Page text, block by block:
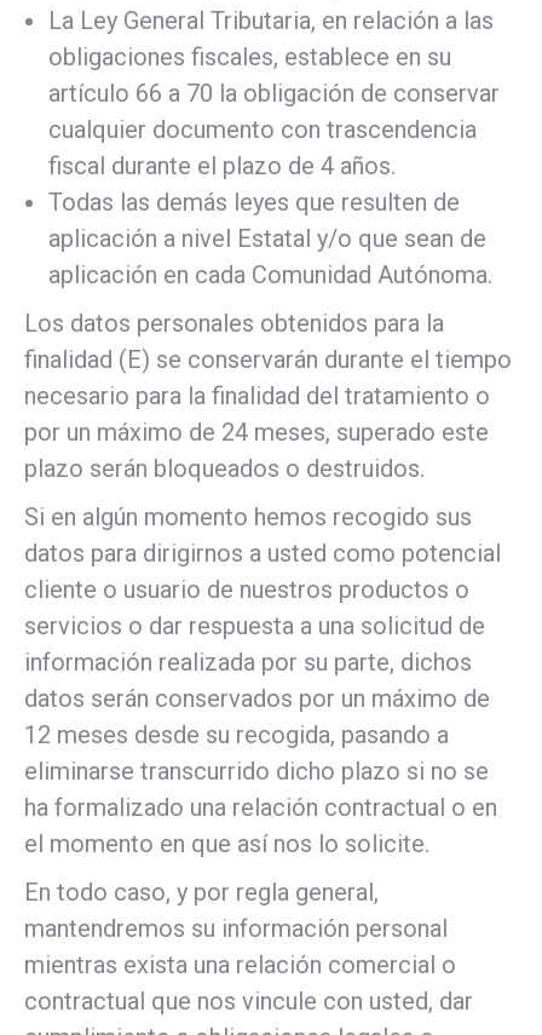
La Ley General Tributaria, en relación a las
obligaciones fiscales, establece en su
artículo 66 a 70 la obligación de conservar
cualquier documento con trascendencia
fiscal durante el plazo de 4 años.
Todas las demás leyes que resulten de
aplicación a nivel Estatal y/o que sean de
aplicación en cada Comunidad Autónoma.
Los datos personales obtenidos para la
finalidad (E) se conservarán durante el tiempo
necesario para la finalidad del tratamiento o
por un máximo de 24 meses, superado este
plazo serán bloqueados o destruidos.
Si en algún momento hemos recogido sus
datos para dirigirnos a usted como potencial
cliente o usuario de nuestros productos o
servicios o dar respuesta a una solicitud de
información realizada por su parte, dichos
datos serán conservados por un máximo de
12 meses desde su recogida, pasando a
eliminarse transcurrido dicho plazo si no se
ha formalizado una relación contractual o en
el momento en que así nos lo solicite.
En todo caso, y por regla general,
mantendremos su información personal
mientras exista una relación comercial o
contractual que nos vincule con usted, dar